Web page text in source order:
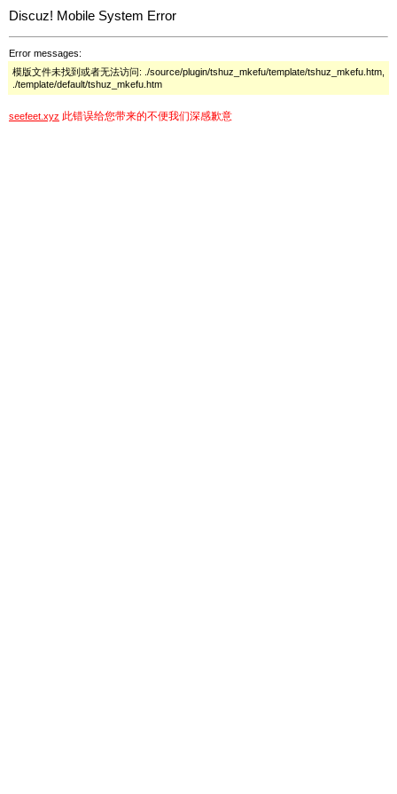
Discuz! Mobile System Error
Error messages:
模版文件未找到或者无法访问: ./source/plugin/tshuz_mkefu/template/tshuz_mkefu.htm,
./template/default/tshuz_mkefu.htm
seefeet.xyz 此错误给您带来的不便我们深感歉意